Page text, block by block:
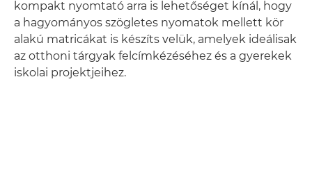
kompakt nyomtató arra is lehetőséget kínál, hogy
a hagyományos szögletes nyomatok mellett kör
alakú matricákat is készíts velük, amelyek ideálisak
az otthoni tárgyak felcímkézéséhez és a gyerekek
iskolai projektjeihez.